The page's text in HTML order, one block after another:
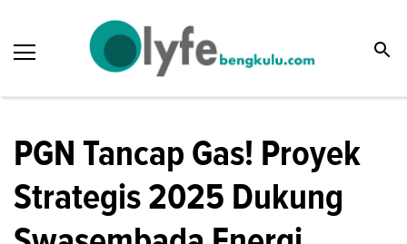
PGN Tancap Gas! Proyek
Strategis 2025 Dukung